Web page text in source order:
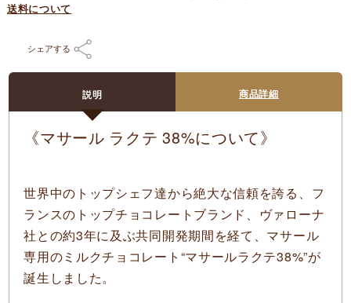
送料について
シェアする
説明 商品詳細
《マサール ラクテ 38%について》
世界中のトップシェフ達から絶大な信頼を誇る、フ
ランスのトップチョコレートブランド、ヴァローナ
社との約3年に及ぶ共同開発期間を経て、マサール
専用のミルクチョコレート “マサールラクテ38%”が
誕生しました。